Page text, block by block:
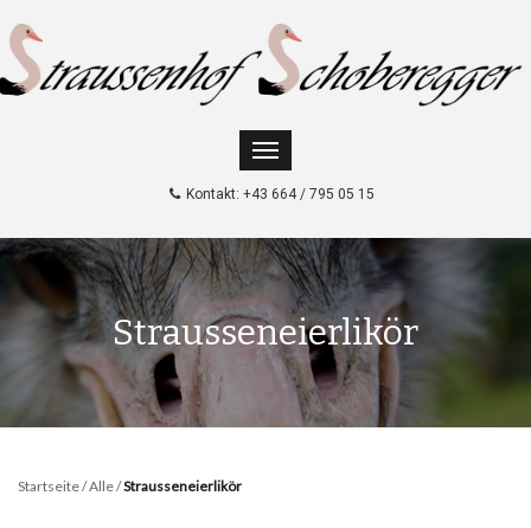
Kontakt: +43 664 / 795 05 15
Strausseneierlikör
Startseite/Alle/Strausseneierlikör